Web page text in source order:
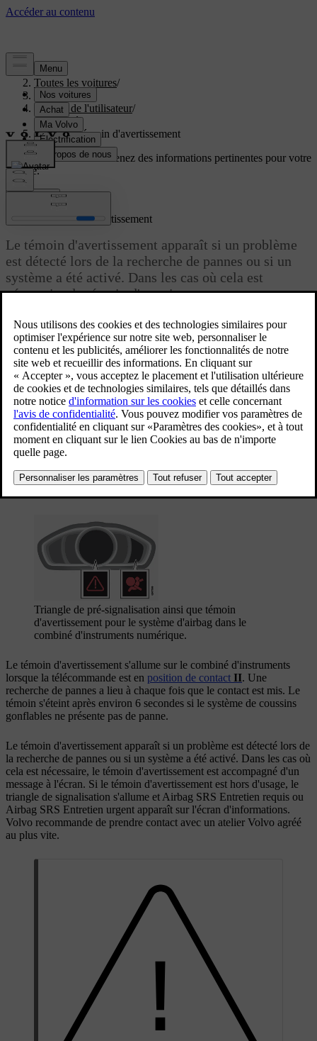
Aide/
Toutes les voitures/
V40 2019/
Manuel de l'utilisateur/
Sécurité/
Sécurité - témoin d'avertissement
Soutien personnaliséObtenez des informations pertinentes pour votre
voiture.
Connexion
Mis à jour 08/06/2023
Sécurité - témoin d'avertissement
Le témoin d'avertissement apparaît si un problème
est détecté lors de la recherche de pannes ou si un
système a été activé. Dans les cas où cela est
nécessaire, le témoin d'avertissement est
ducombiné d'instruments.
d'avertissement pourle système d'airbag
dans le
Triangle de pré-signalisation ainsi que témoin
d'avertissement pour le système d'airbag dans le
combiné d'instruments numérique.
Le témoin d'avertissement s'allume sur le combiné d'instruments
lorsque la télécommande est en position de contact II. Une
recherche de pannes a lieu à chaque fois que le contact est mis. Le
témoin s'éteint après environ 6 secondes si le système de coussins
gonflables ne présente pas de panne.
Le témoin d'avertissement apparaît si un problème est détecté lors de
la recherche de pannes ou si un système a été activé. Dans les cas où
cela est nécessaire, le témoin d'avertissement est accompagné d'un
message à l'écran. Si le témoin d'avertissement est hors d'usage, le
triangle de signalisation s'allume et Airbag SRS Entretien requis ou
Airbag SRS Entretien urgent apparaît sur l'écran d'informations.
Volvo recommande de prendre contact avec un atelier Volvo agréé
au plus vite.